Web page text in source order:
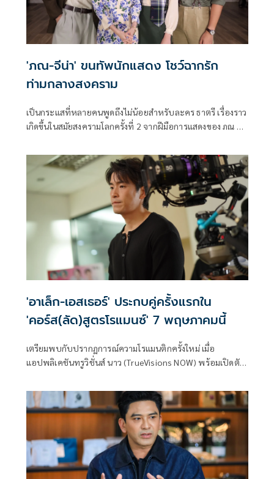
'ภณ-จีน่า' ขนทัพนักแสดง โชว์ฉากรัก
ท่ามกลางสงคราม
เป็นกระแสที่หลายคนพูดถึงไม่น้อยสำหรับละคร ธาตรี เรื่องราว
เกิดขึ้นในสมัยสงครามโลกครั้งที่ 2 จากฝีมือการแสดงของ ภณ ณ
โดยเฉพาะทีเซอร์ที่ปล่อยออกมาเรียกน้ำย่อยก็ทำเอาคนดูอดใจ
ไม่ไหว แต่ก่อนจะลงจอให้ได้ชมมาส่องเบื้องหลังสุดจึ้ง ที่จะพา
ไปเจาะลึกกับเรื่องราวหน้ากล้องหลังกล้องในความทุ่มเทของทีม
งานและนักแสดงที่กว่าจะออกมาเป็นละครพีเรียดโรแมนติกแอ็
กชันในรายการ เปิดกองวิก 3 ธาตรี
'อาเล็ก-เอสเธอร์' ประกบคู่ครั้งแรกใน
'คอร์ส(ลัด)สูตรโรแมนซ์' 7 พฤษภาคมนี้
เตรียมพบกับปรากฏการณ์ความโรแมนติกครั้งใหม่ เมื่อ
แอปพลิเคชันทรูวิชั่นส์ นาว (TrueVisions NOW) พร้อมเปิดตัว
Course in Romance คอร์ส(ลัด)สูตรโรแมนซ์ การโคจรมาพบ
กันครั้งแรกของพระเอกหนุ่มเจ้าเสน่ห์ อาเล็ก-ธีรเดช เมธาวรา
ยุทธ และนางเอกสาวมากฝีมือ เอสเธอร์ สุปรีย์ลีลา ที่จะมาร่วม
ถ่ายทอดเรื่องราวความรักผ่านบทพิสูจน์ของการเป็นครอบครัว
และการศึกษา